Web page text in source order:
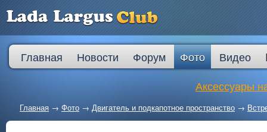
Главная Новости Форум Фото Видео
Аксессуары
Главная → Фото → Двигатель и подкапотное пространство →